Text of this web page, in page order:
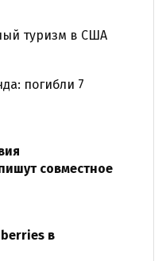
туризм в США
погибли 7
совместное
в